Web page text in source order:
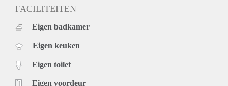
FACILITEITEN
Eigen badkamer
Eigen keuken
Eigen toilet
Eigen voordeur